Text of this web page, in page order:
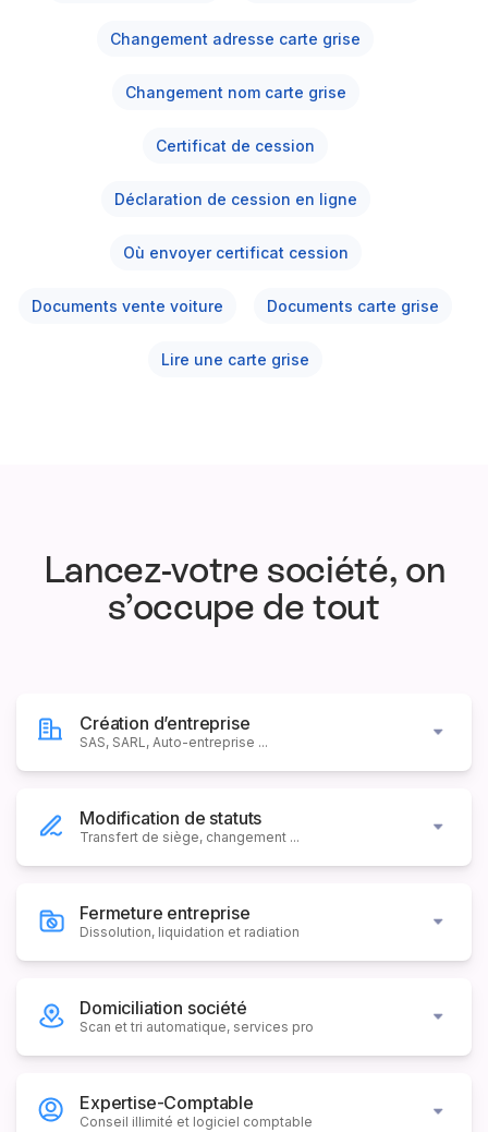
Changement adresse carte grise
Changement nom carte grise
Certificat de cession
Déclaration de cession en ligne
Où envoyer certificat cession
Documents vente voiture Documents carte grise
Lire une carte grise
Lancez-votre société, on
s’occupe de tout
Création d’entreprise
SAS, SARL, Auto-entreprise ...
Modification de statuts
Transfert de siège, changement ...
Fermeture entreprise
Dissolution, liquidation et radiation
Domiciliation société
Scan et tri automatique, services pro
Expertise-Comptable
Conseil illimité et logiciel comptable